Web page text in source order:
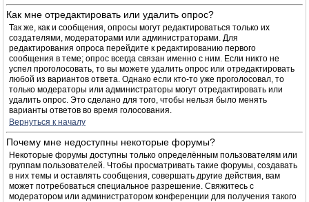
Как мне отредактировать или удалить опрос?
Так же, как и сообщения, опросы могут редактироваться только их
создателями, модераторами или администраторами. Для
редактирования опроса перейдите к редактированию первого
сообщения в теме; опрос всегда связан именно с ним. Если никто не
успел проголосовать, то вы можете удалить опрос или отредактировать
любой из вариантов ответа. Однако если кто-то уже проголосовал, то
только модераторы или администраторы могут отредактировать или
удалить опрос. Это сделано для того, чтобы нельзя было менять
варианты ответов во время голосования.
Вернуться к началу
Почему мне недоступны некоторые форумы?
Некоторые форумы доступны только определённым пользователям или
группам пользователей. Чтобы просматривать такие форумы, создавать
в них темы и оставлять сообщения, совершать другие действия, вам
может потребоваться специальное разрешение. Свяжитесь с
модератором или администратором конференции для получения такого